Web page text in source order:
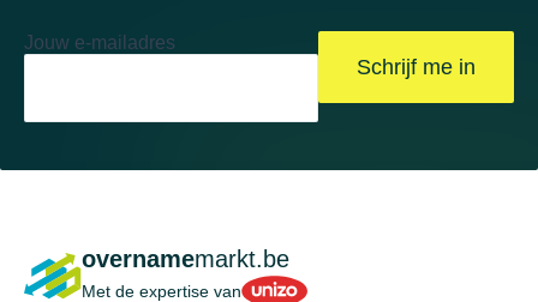
Jouw e-mailadres
Schrijf me in
overnamemarkt.be
Met de expertise vanUnizo